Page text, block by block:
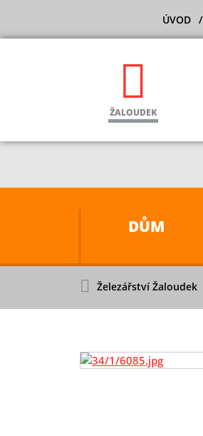
ÚVOD
ŽALOUDEK
DŮM
Železářství Žaloudek